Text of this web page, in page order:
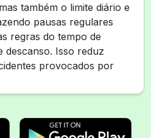
também o limite diário e
pausas regulares
regras do tempo de
descanso. Isso reduz
provocados por